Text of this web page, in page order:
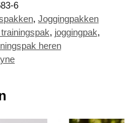
6
, Joggingpakken
, joggingpak,
heren